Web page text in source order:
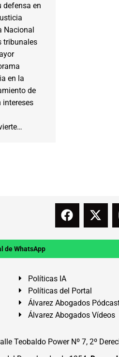
defensa en
Nacional
tribunales
en la
de
intereses
de WhatsApp
Políticas IA
Políticas del Portal
Álvarez Abogados
Álvarez Abogados Vídeos
Teobaldo Power Nº 7, 2º